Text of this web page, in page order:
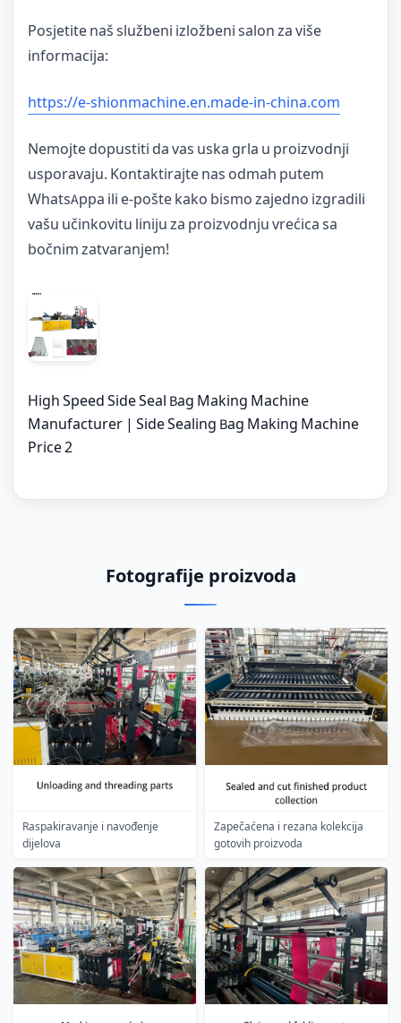
Posjetite naš službeni izložbeni salon za više
informacija:
https://e-shionmachine.en.made-in-china.com
Nemojte dopustiti da vas uska grla u proizvodnji
usporavaju. Kontaktirajte nas odmah putem
WhatsAppa ili e-pošte kako bismo zajedno izgradili
vašu učinkovitu liniju za proizvodnju vrećica sa
bočnim zatvaranjem!
High Speed Side Seal Bag Making Machine
Manufacturer | Side Sealing Bag Making Machine
Price 2
Fotografije proizvoda
Raspakiravanje i navođenje
dijelova
Zapečaćena i rezana kolekcija
gotovih proizvoda